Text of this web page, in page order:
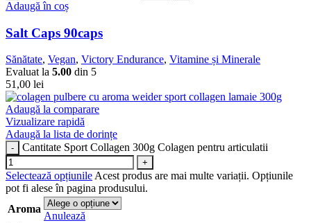
Adaugă în coș
Salt Caps 90caps
Sănătate, Vegan, Victory Endurance, Vitamine și Minerale
Evaluat la 5.00 din 5
51,00 lei
Adaugă la comparare
Vizualizare rapidă
Adaugă la lista de dorințe
Cantitate Sport Collagen 300g Colagen pentru articulatii
Selectează opțiunile Acest produs are mai multe variații. Opțiunile
pot fi alese în pagina produsului.
Aroma
Anulează